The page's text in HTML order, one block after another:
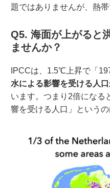
題ではありませんが、熱帯
Q5. 海面が上がると
ませんか？
IPCCは、1.5℃上昇で「
水による影響を受ける人
います。つまり2倍になる
響を受ける人口」というの